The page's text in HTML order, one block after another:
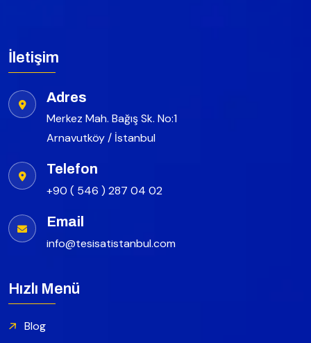
İletişim
Adres
Merkez Mah. Bağış Sk. No:1
Arnavutköy / İstanbul
Telefon
+90 ( 546 ) 287 04 02
Email
info@tesisatistanbul.com
Hızlı Menü
Blog